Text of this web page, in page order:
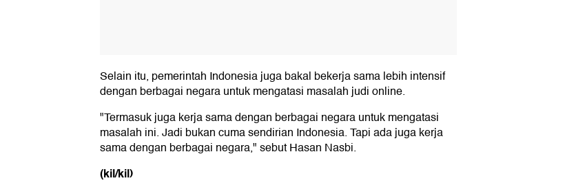
Selain itu, pemerintah Indonesia juga bakal bekerja sama lebih intensif
dengan berbagai negara untuk mengatasi masalah judi online.
"Termasuk juga kerja sama dengan berbagai negara untuk mengatasi
masalah ini. Jadi bukan cuma sendirian Indonesia. Tapi ada juga kerja
sama dengan berbagai negara," sebut Hasan Nasbi.
(kil/kil)